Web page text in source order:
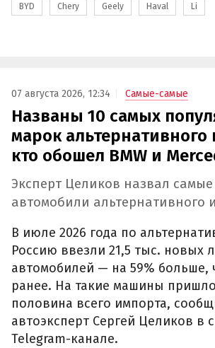
BYD Chery Geely Haval Li
07 августа 2026, 12:34 Самые-самые
Названы 10 самых
марок альтернативного
кто обошел BMW и
Эксперт Целиков назвал
автомобили альтернативного
В июле 2026 года по
Россию ввезли 21,5 тыс. новых
автомобилей — на 59% больше,
ранее. На такие машины
половина всего импорта,
автоэксперт Сергей Целиков в
Telegram-канале.